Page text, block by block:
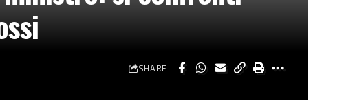
SHARE